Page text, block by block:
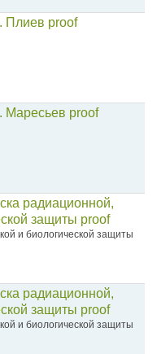
proof
proof
радиационной,
защиты proof
и биологической защиты
радиационной,
защиты proof
и биологической защиты